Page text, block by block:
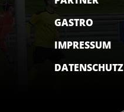
GASTRO
IMPRESSUM
DATENSCHUTZ